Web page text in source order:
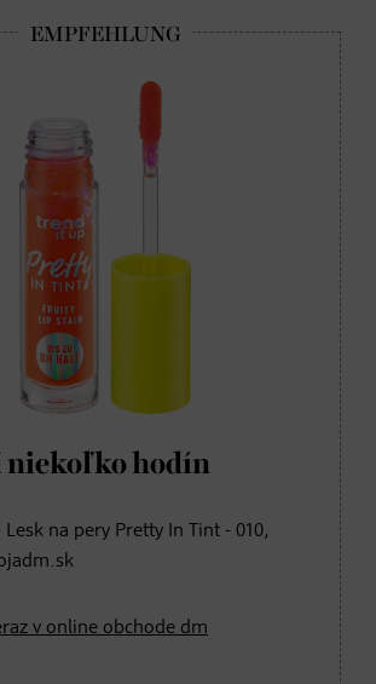
niekoľko hodín
na pery Pretty In Tint - 010,
v online obchode dm